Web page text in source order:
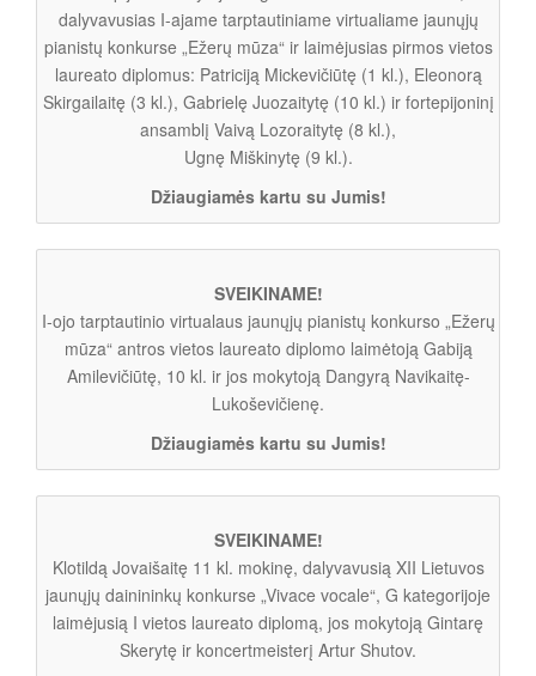
dalyvavusias I-ajame tarptautiniame virtualiame jaunųjų
pianistų konkurse „Ežerų mūza“ ir laimėjusias pirmos vietos
laureato diplomus: Patriciją Mickevičiūtę (1 kl.), Eleonorą
Skirgailaitę (3 kl.), Gabrielę Juozaitytę (10 kl.) ir fortepijoninį
ansamblį Vaivą Lozoraitytę (8 kl.),
Ugnę Miškinytę (9 kl.).
Džiaugiamės kartu su Jumis!
SVEIKINAME!
I-ojo tarptautinio virtualaus jaunųjų pianistų konkurso „Ežerų
mūza“ antros vietos laureato diplomo laimėtoją Gabiją
Amilevičiūtę, 10 kl. ir jos mokytoją Dangyrą Navikaitę-
Lukoševičienę.
Džiaugiamės kartu su Jumis!
SVEIKINAME!
Klotildą Jovaišaitę 11 kl. mokinę, dalyvavusią XII Lietuvos
jaunųjų dainininkų konkurse „Vivace vocale“, G kategorijoje
laimėjusią I vietos laureato diplomą, jos mokytoją Gintarę
Skerytę ir koncertmeisterį Artur Shutov.